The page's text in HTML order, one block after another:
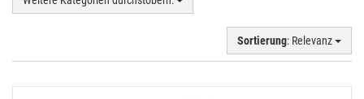
Sortierung: Relevanz